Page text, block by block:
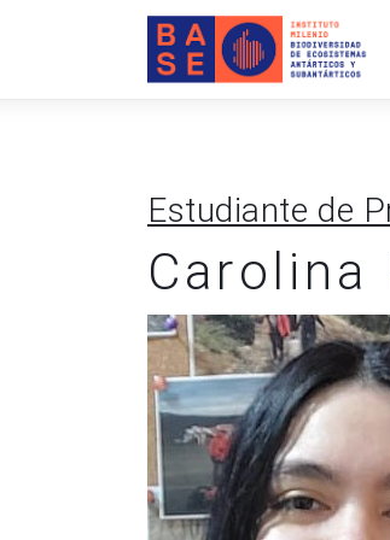
PUBLICACIONES
COLABORACIÓN
COMUNICACIONES
Estudiante de
Carolina